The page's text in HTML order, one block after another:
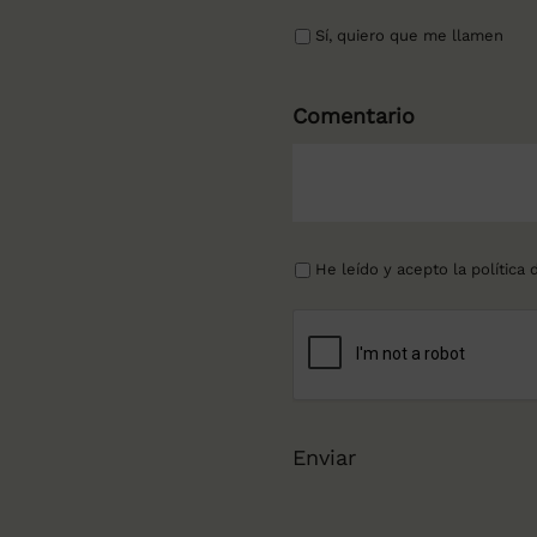
Sí, quiero que me llamen
Comentario
He leído y acepto la política